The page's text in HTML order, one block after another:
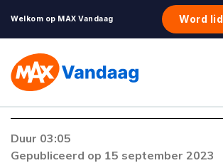
Welkom op MAX Vandaag Word lid
Duur 03:05
Gepubliceerd op 15 september 2023